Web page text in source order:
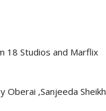
18 Studios and Marflix
Oberai ,Sanjeeda Sheikh